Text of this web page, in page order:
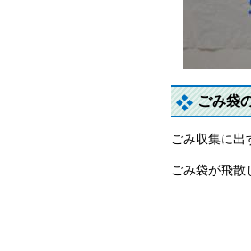
ごみ袋
ごみ収集に出
ごみ袋が飛散